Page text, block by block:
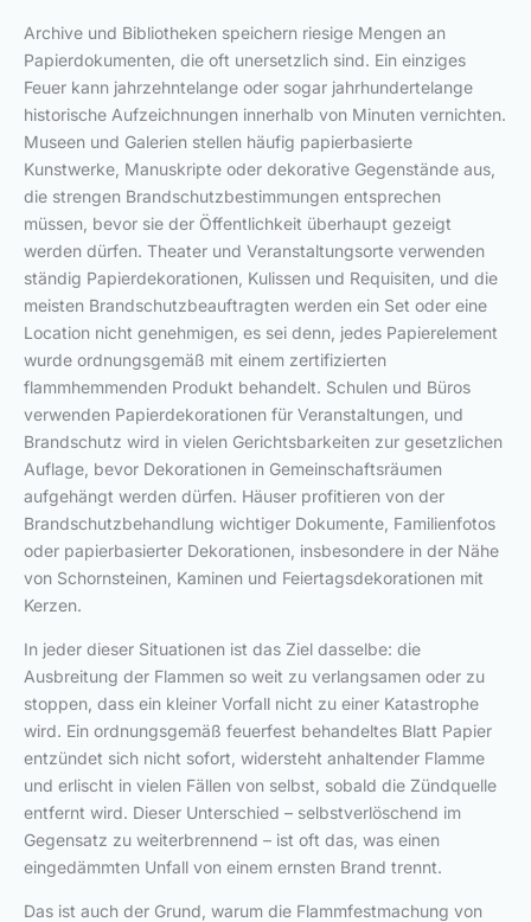
Archive und Bibliotheken speichern riesige Mengen an
Papierdokumenten, die oft unersetzlich sind. Ein einziges
Feuer kann jahrzehntelange oder sogar jahrhundertelange
historische Aufzeichnungen innerhalb von Minuten vernichten.
Museen und Galerien stellen häufig papierbasierte
Kunstwerke, Manuskripte oder dekorative Gegenstände aus,
die strengen Brandschutzbestimmungen entsprechen
müssen, bevor sie der Öffentlichkeit überhaupt gezeigt
werden dürfen. Theater und Veranstaltungsorte verwenden
ständig Papierdekorationen, Kulissen und Requisiten, und die
meisten Brandschutzbeauftragten werden ein Set oder eine
Location nicht genehmigen, es sei denn, jedes Papierelement
wurde ordnungsgemäß mit einem zertifizierten
flammhemmenden Produkt behandelt. Schulen und Büros
verwenden Papierdekorationen für Veranstaltungen, und
Brandschutz wird in vielen Gerichtsbarkeiten zur gesetzlichen
Auflage, bevor Dekorationen in Gemeinschaftsräumen
aufgehängt werden dürfen. Häuser profitieren von der
Brandschutzbehandlung wichtiger Dokumente, Familienfotos
oder papierbasierter Dekorationen, insbesondere in der Nähe
von Schornsteinen, Kaminen und Feiertagsdekorationen mit
Kerzen.
In jeder dieser Situationen ist das Ziel dasselbe: die
Ausbreitung der Flammen so weit zu verlangsamen oder zu
stoppen, dass ein kleiner Vorfall nicht zu einer Katastrophe
wird. Ein ordnungsgemäß feuerfest behandeltes Blatt Papier
entzündet sich nicht sofort, widersteht anhaltender Flamme
und erlischt in vielen Fällen von selbst, sobald die Zündquelle
entfernt wird. Dieser Unterschied – selbstverlöschend im
Gegensatz zu weiterbrennend – ist oft das, was einen
eingedämmten Unfall von einem ernsten Brand trennt.
Das ist auch der Grund, warum die Flammfestmachung von